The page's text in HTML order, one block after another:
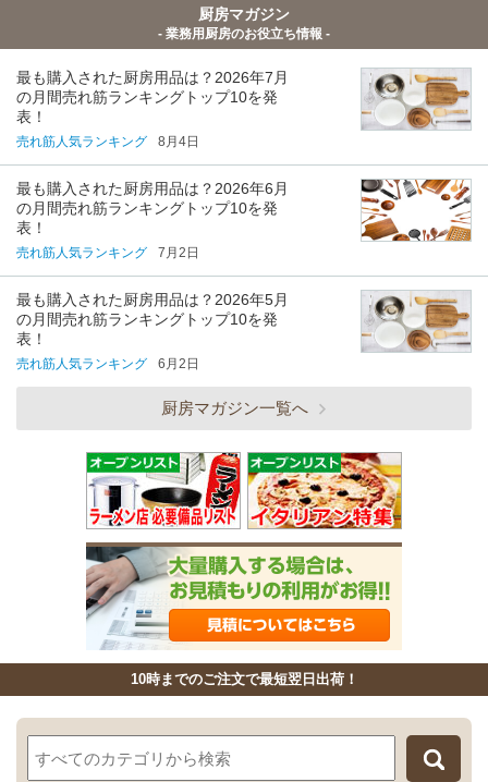
厨房マガジン
- 業務用厨房のお役立ち情報 -
最も購入された厨房用品は？2026年7月
の月間売れ筋ランキングトップ10を発
表！
売れ筋人気ランキング 8月4日
最も購入された厨房用品は？2026年6月
の月間売れ筋ランキングトップ10を発
表！
売れ筋人気ランキング 7月2日
最も購入された厨房用品は？2026年5月
の月間売れ筋ランキングトップ10を発
表！
売れ筋人気ランキング 6月2日
厨房マガジン一覧へ
10時までのご注文で最短翌日出荷！